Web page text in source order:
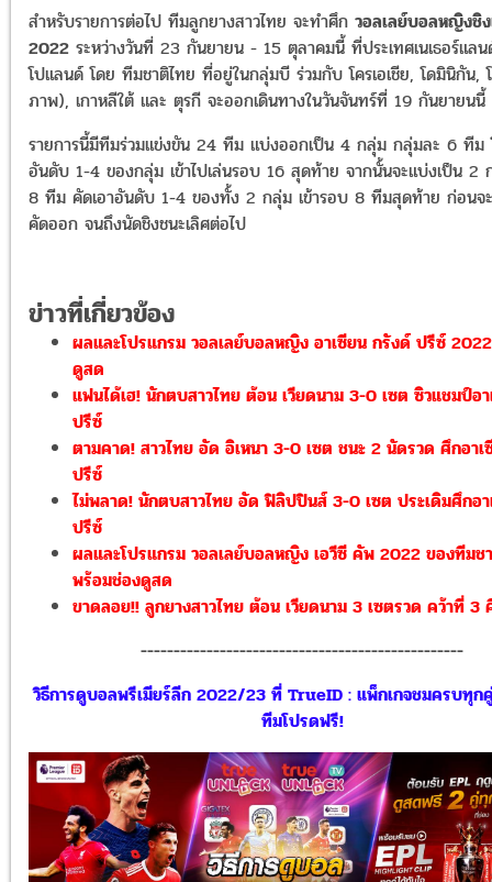
สำหรับรายการต่อไป ทีมลูกยางสาวไทย จะทำศึก วอลเลย์บอลหญิงชิ
2022 ระหว่างวันที่ 23 กันยายน - 15 ตุลาคมนี้ ที่ประเทศเนเธอร์แล
โปแลนด์ โดย ทีมชาติไทย ที่อยู่ในกลุ่มบี ร่วมกับ โครเอเชีย, โดมินิกัน,
ภาพ), เกาหลีใต้ และ ตุรกี จะออกเดินทางในวันจันทร์ที่ 19 กันยายนนี้
รายการนี้มีทีมร่วมแข่งขัน 24 ทีม แบ่งออกเป็น 4 กลุ่ม กลุ่มละ 6 ทีม
อันดับ 1-4 ของกลุ่ม เข้าไปเล่นรอบ 16 สุดท้าย จากนั้นจะแบ่งเป็น 2
8 ทีม คัดเอาอันดับ 1-4 ของทั้ง 2 กลุ่ม เข้ารอบ 8 ทีมสุดท้าย ก่อนจ
คัดออก จนถึงนัดชิงชนะเลิศต่อไป
ข่าวที่เกี่ยวข้อง
ผลและโปรแกรม วอลเลย์บอลหญิง อาเซียน กรังด์ ปรีซ์
ดูสด
แฟนได้เฮ! นักตบสาวไทย ต้อน เวียดนาม 3-0 เซต ซิวแชมป์อ
ปรีซ์
ตามคาด! สาวไทย อัด อิเหนา 3-0 เซต ชนะ 2 นัดรวด ศึกอา
ปรีซ์
ไม่พลาด! นักตบสาวไทย อัด ฟิลิปปินส์ 3-0 เซต ประเดิมศึกอ
ปรีซ์
ผลและโปรแกรม วอลเลย์บอลหญิง เอวีซี คัพ 2022 ของทีมช
พร้อมช่องดูสด
ขาดลอย!! ลูกยางสาวไทย ต้อน เวียดนาม 3 เซตรวด คว้าที่ 3
-------------------------------------------------
วิธีการดูบอลพรีเมียร์ลีก 2022/23 ที่ TrueID : แพ็กเกจชมครบทุ
ทีมโปรดฟรี!